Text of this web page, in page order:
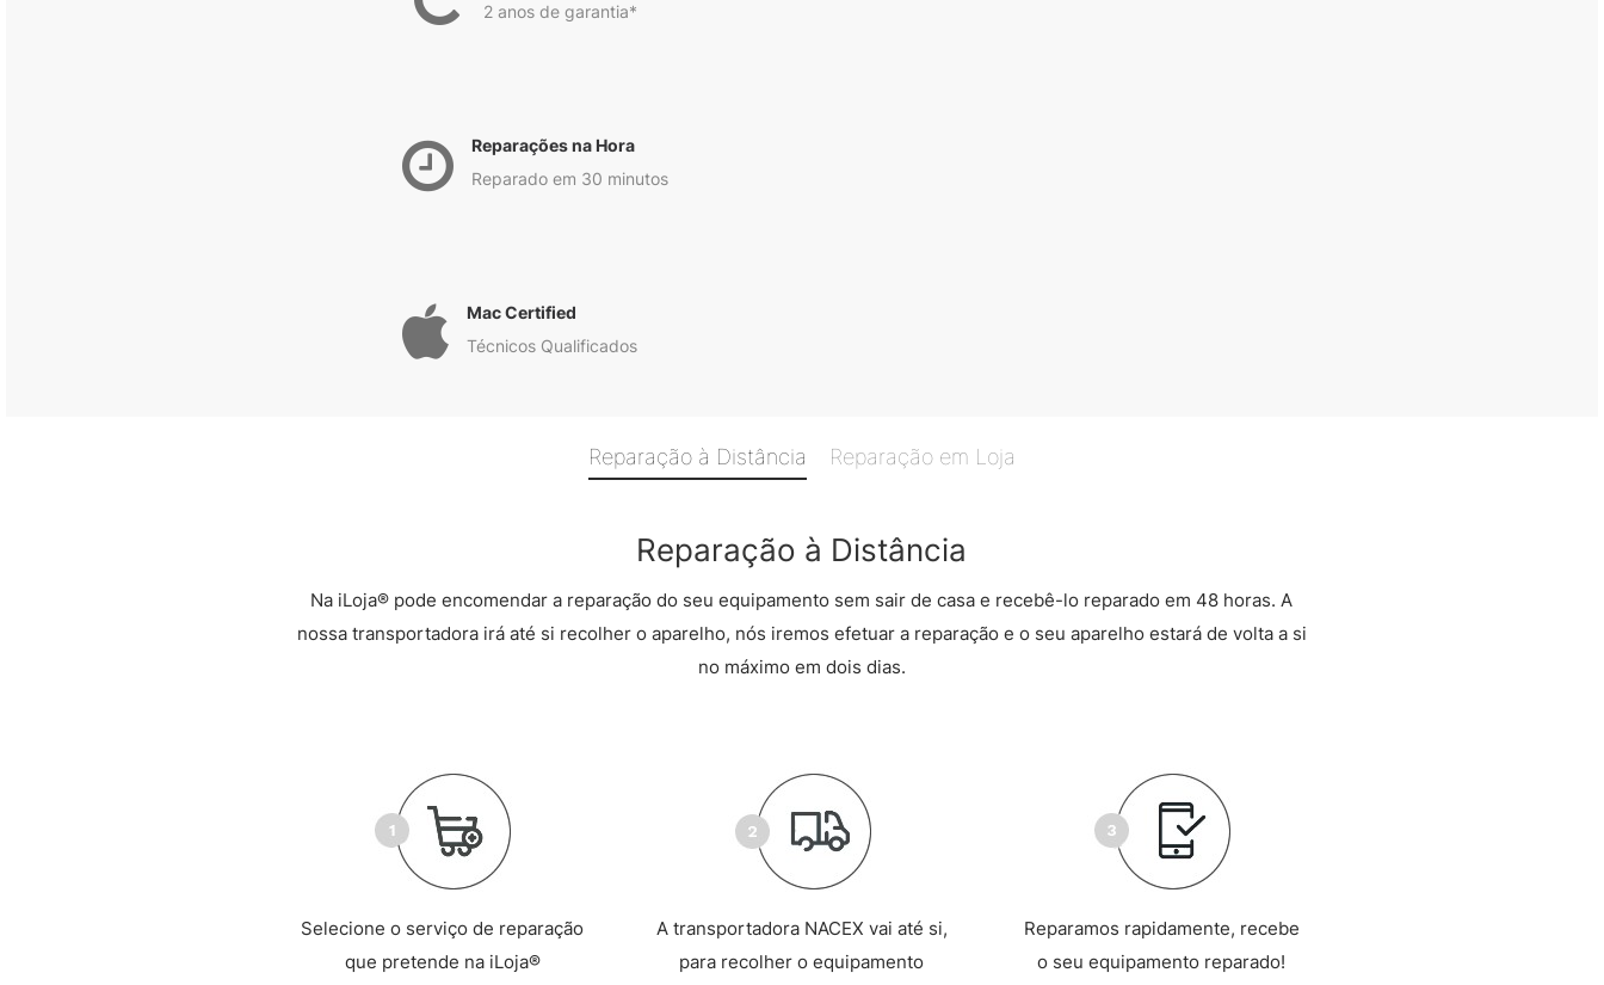
2 anos de garantia*
Reparações na Hora
Reparado em 30 minutos
Mac Certified
Técnicos Qualificados
Reparação à Distância Reparação em Loja
Reparação à Distância
Na iLoja® pode encomendar a reparação do seu equipamento sem sair de casa e recebê-lo reparado em 48 horas. A
nossa transportadora irá até si recolher o aparelho, nós iremos efetuar a reparação e o seu aparelho estará de volta a si
no máximo em dois dias.
Selecione o serviço de reparação
que pretende na iLoja®
A transportadora NACEX vai até si,
para recolher o equipamento
Reparamos rapidamente, recebe
o seu equipamento reparado!